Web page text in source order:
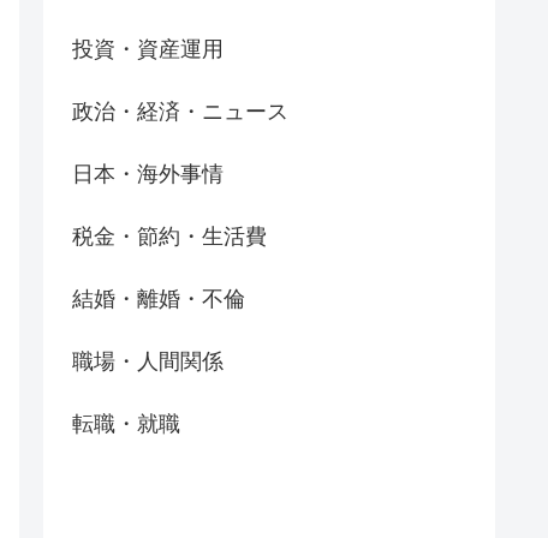
投資・資産運用
政治・経済・ニュース
日本・海外事情
税金・節約・生活費
結婚・離婚・不倫
職場・人間関係
転職・就職